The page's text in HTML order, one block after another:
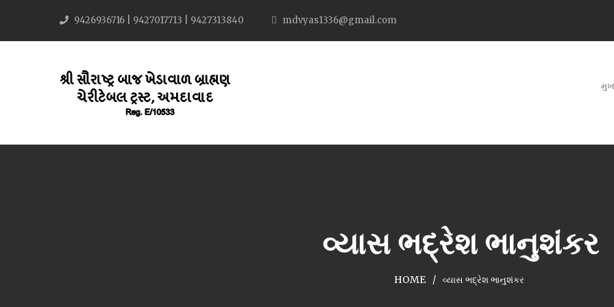
9426936716 | 9427017713 | 9427313840 mdvyas1336@gmail.com
વ્યાસ ભદ્રેશ ભાનુશંકર
HOME વ્યાસ ભદ્રેશ ભાનુશંકર